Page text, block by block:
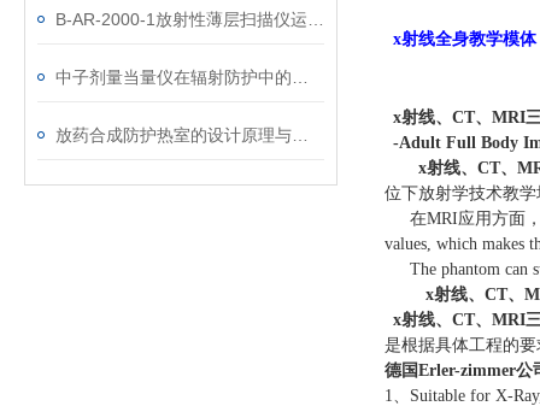
x射线全身教学模
x射线、CT、MRI
-Adult Full Body
x射线、CT、
位下放射学技术教
在MRI应用方面
values, which makes
The phantom can
x射线、CT、
x射线、CT、MRI
是根据具体工程的
德国Erler-zimmer公
1、Suitable for X-